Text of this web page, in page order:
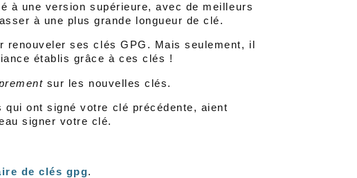
à une version supérieure, avec de meilleurs
à une plus grande longueur de clé.
renouveler ses clés GPG. Mais seulement, il
établis grâce à ces clés !
sur les nouvelles clés.
ont signé votre clé précédente, aient
signer votre clé.
de clés gpg.